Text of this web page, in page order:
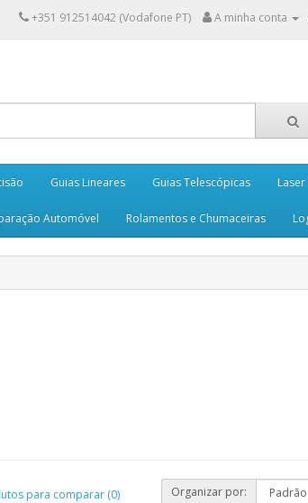
+351 912514042 (Vodafone PT) A minha conta
Guias Lineares Guias Telescópicas
Automóvel Rolamentos e Chumaceiras
para comparar (0) Organizar por: